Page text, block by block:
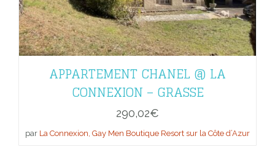
APPARTEMENT CHANEL @ LA
CONNEXION – GRASSE
290,02€
par La Connexion, Gay Men Boutique Resort sur la Côte d’Azur